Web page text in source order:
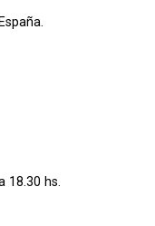
18.30 hs.